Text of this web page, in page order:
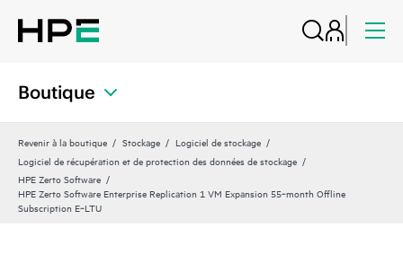
Boutique
Revenir à la boutique Stockage
Logiciel de stockage
Logiciel de récupération et de protection des données de stockage
HPE Zerto Software
HPE Zerto Software Enterprise Replication 1 VM Expansion 55‑month Offline
Subscription E‑LTU